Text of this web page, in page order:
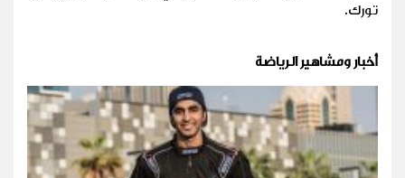
تورك.
أخبار ومشاهير الرياضة